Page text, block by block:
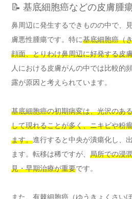
📝 基底細胞癌などの皮膚腫
鼻周辺に発生するできものの中で、
膚悪性腫瘍です。特に基底細胞癌（
顔面、とりわけ鼻周辺に好発する皮
人における皮膚がんの中では比較的
露が原因と考えられています。
基底細胞癌の初期病変は、光沢のあ
して現れることが多く、ニキビや粉
ます。進行すると中央が潰瘍化し、
ます。転移は稀ですが、 局所での浸
見・早期治療が重要です。
また、有棘細胞癌（ゆうきょくさい